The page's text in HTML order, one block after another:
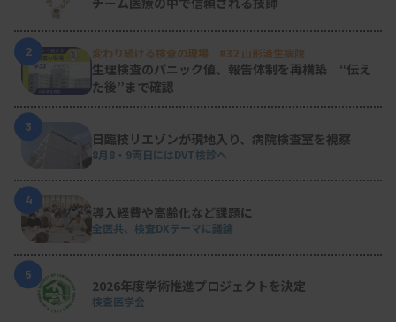
2 変わり続ける検査の現場 #32 山形済生病院
生理検査のパニック値、報告体制を再構築 “伝え
た後”まで確認
3
日臨技リエゾンが現地入り、病院検査室を視察
8月8・9両日にはDVT検診へ
4
導入経費や高齢化など課題に
全医共、検査DXテーマに議論
5
2026年度学術推進プロジェクトを決定
検査医学会